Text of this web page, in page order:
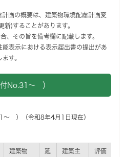
画の概要は、建築物環境配慮計画変
新)することがあります。
、その旨を備考欄に記載します。
表示における表示届出書の提出があ
す。
No.31～ ）
～ ）（令和8年4月1日現在）
建築物
延
建築主
評価